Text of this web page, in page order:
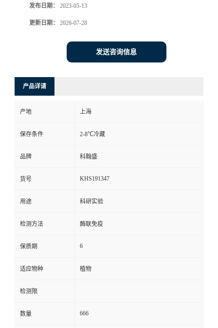
发布日期： 2023-05-13
更新日期： 2026-07-28
发送咨询信息
产品详请
产地 上海
保存条件 2-8℃冷藏
品牌 科翰盛
货号 KHS191347
用途 科研实验
检测方法 酶联免疫
保质期 6
适应物种 植物
检测限
数量 666